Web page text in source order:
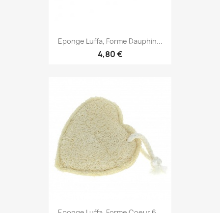
Eponge Luffa, Forme Dauphin...
4,80 €